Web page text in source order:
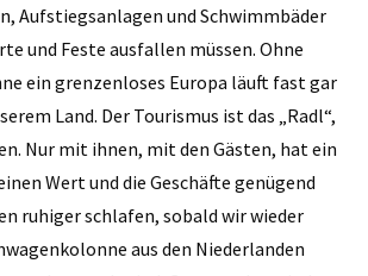
Aufstiegsanlagen und Schwimmbäder
und Feste ausfallen müssen. Ohne
ein grenzenloses Europa läuft fast gar
Land. Der Tourismus ist das „Radl“,
Nur mit ihnen, mit den Gästen, hat ein
Wert und die Geschäfte genügend
ruhiger schlafen, sobald wir wieder
aus den Niederlanden